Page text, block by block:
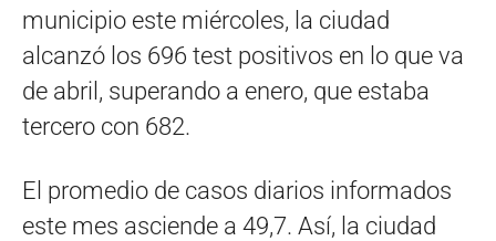
municipio este miércoles, la ciudad
alcanzó los 696 test positivos en lo que va
de abril, superando a enero, que estaba
tercero con 682.
El promedio de casos diarios informados
este mes asciende a 49,7. Así, la ciudad